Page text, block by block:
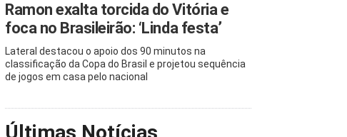
Ramon exalta torcida do Vitória e
foca no Brasileirão: ‘Linda festa’
Lateral destacou o apoio dos 90 minutos na
classificação da Copa do Brasil e projetou sequência
de jogos em casa pelo nacional